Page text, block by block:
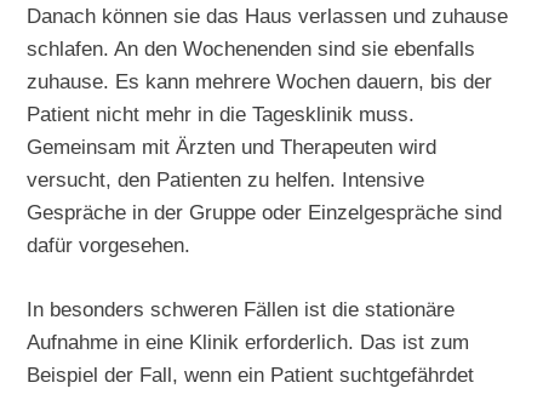
Danach können sie das Haus verlassen und zuhause
schlafen. An den Wochenenden sind sie ebenfalls
zuhause. Es kann mehrere Wochen dauern, bis der
Patient nicht mehr in die Tagesklinik muss.
Gemeinsam mit Ärzten und Therapeuten wird
versucht, den Patienten zu helfen. Intensive
Gespräche in der Gruppe oder Einzelgespräche sind
dafür vorgesehen.
In besonders schweren Fällen ist die stationäre
Aufnahme in eine Klinik erforderlich. Das ist zum
Beispiel der Fall, wenn ein Patient suchtgefährdet